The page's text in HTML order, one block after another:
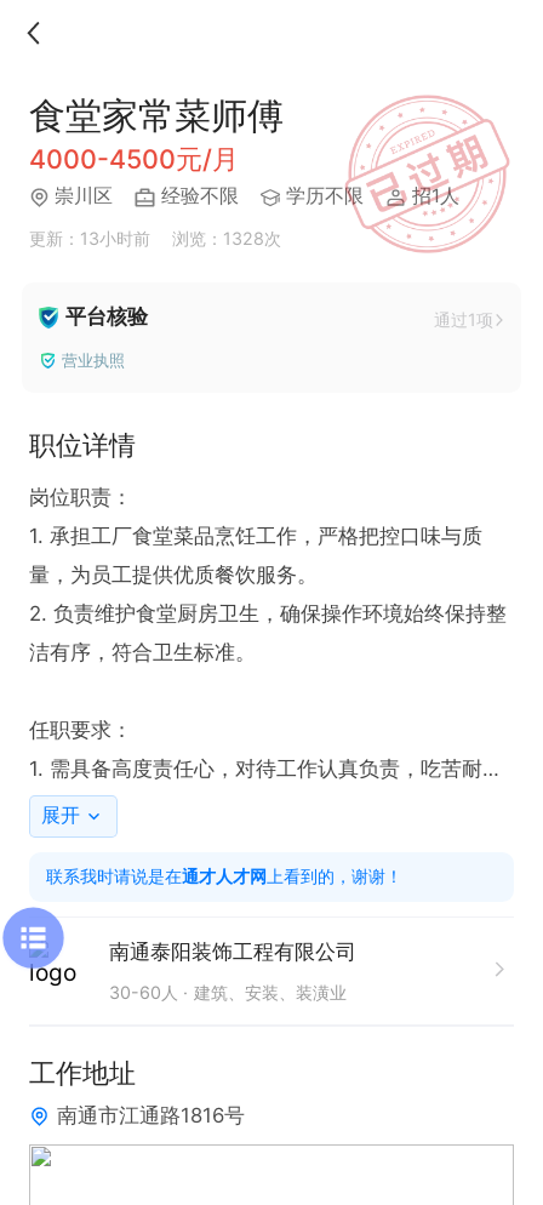
食堂家常菜师傅
4000-4500元/月
崇川区 经验不限 学历不限 招1人
更新：13小时前 浏览：1328次
平台核验 通过1项
营业执照
职位详情
岗位职责：
1. 承担工厂食堂菜品烹饪工作，严格把控口味与质
量，为员工提供优质餐饮服务。
2. 负责维护食堂厨房卫生，确保操作环境始终保持整
洁有序，符合卫生标准。
任职要求：
1. 需具备高度责任心，对待工作认真负责，吃苦耐
劳，能承受食堂工作的压力与节奏。
饮行业从业标准。
只需两步，轻松找工作：1、先点击投简历；2、再打
电话。联系时请说在【通才人才网】上看到的！
展开
联系我时请说是在通才人才网 上看到的，谢谢！
南通泰阳装饰工程有限公司
30-60人 建筑、安装、装潢业
工作地址
南通市江通路1816号